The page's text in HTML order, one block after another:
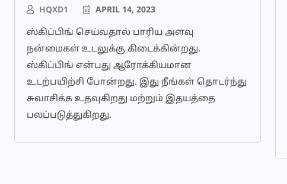
HQXD1 APRIL 14, 2023
ஸ்கிப்பிங் செய்வதால் பாரிய அளவு
நன்மைகள் உடலுக்கு கிடைக்கின்றது.
ஸ்கிப்பிங் என்பது ஆரோக்கியமான
உடற்பயிற்சி போன்றது. இது நீங்கள் தொடர்ந்து
சுவாசிக்க உதவுகிறது மற்றும் இதயத்தை
பலப்படுத்துகிறது.